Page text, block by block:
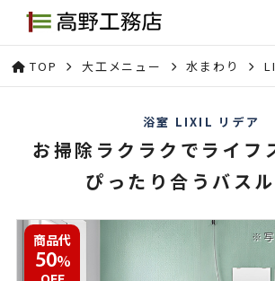
TOP 大工メニュー 水まわり
浴室 LIXIL リデア
お掃除ラクラクでライフ
ぴったり合うバス
商品代
50%